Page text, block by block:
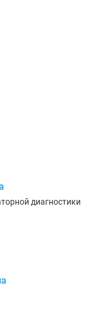
диагностики